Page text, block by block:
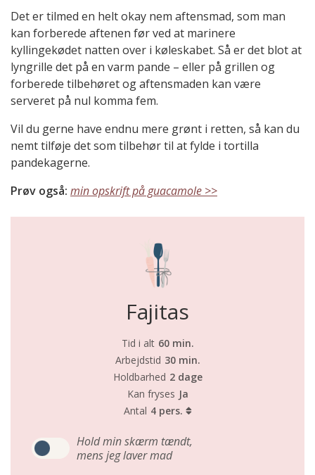
Det er tilmed en helt okay nem aftensmad, som man
kan forberede aftenen før ved at marinere
kyllingekødet natten over i køleskabet. Så er det blot at
lyngrille det på en varm pande – eller på grillen og
forberede tilbehøret og aftensmaden kan være
serveret på nul komma fem.
Vil du gerne have endnu mere grønt i retten, så kan du
nemt tilføje det som tilbehør til at fylde i tortilla
pandekagerne.
Prøv også: min opskrift på guacamole >>
Fajitas
Tid i alt 60 min.
Arbejdstid 30 min.
Holdbarhed 2 dage
Kan fryses Ja
Antal 4 pers.
Hold min skærm tændt,
mens jeg laver mad